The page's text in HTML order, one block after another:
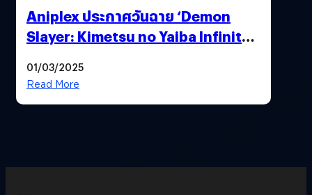
Aniplex ประกาศวันฉาย ‘Demon
Slayer: Kimetsu no Yaiba Infinity
(อัปเดตวันฉายประเทศไทย)
01/03/2025
Read More